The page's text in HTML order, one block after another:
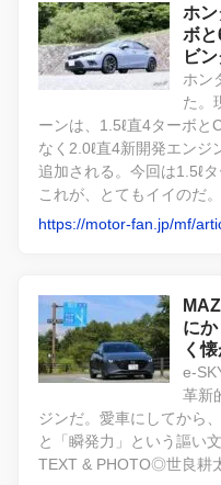
ホ
ボと
ビ
ホン
た。
ーンは、1.5ℓ直4ターボと
なく2.0ℓ直4新開発エンジ
追加される。今回は1.5ℓ
これが、とてもイイのだ。
https://motor-fan.jp/mf/
に
く
e-
革新
ジンだ。愛車にしてから
と「瞬発力」という謳い
TEXT & PHOTO◎世良耕